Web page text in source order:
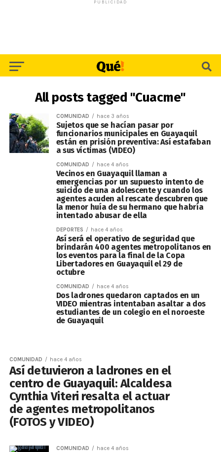
PUBLICIDAD
All posts tagged "Cuacme"
COMUNIDAD hace 3 años
Sujetos que se hacían pasar por
funcionarios municipales en Guayaquil
están en prisión preventiva: Así estafaban
a sus víctimas (VIDEO)
COMUNIDAD hace 4 años
Vecinos en Guayaquil llaman a
emergencias por un supuesto intento de
suicido de una adolescente y cuando los
agentes acuden al rescate descubren que
la menor huía de su hermano que habría
intentado abusar de ella
DEPORTES hace 4 años
Así será el operativo de seguridad que
brindarán 400 agentes metropolitanos en
los eventos para la final de la Copa
Libertadores en Guayaquil el 29 de
octubre
COMUNIDAD hace 4 años
Dos ladrones quedaron captados en un
VIDEO mientras intentaban asaltar a dos
estudiantes de un colegio en el noroeste
de Guayaquil
COMUNIDAD hace 4 años
Así detuvieron a ladrones en el
centro de Guayaquil: Alcaldesa
Cynthia Viteri resalta el actuar
de agentes metropolitanos
(FOTOS y VIDEO)
COMUNIDAD hace 4 años